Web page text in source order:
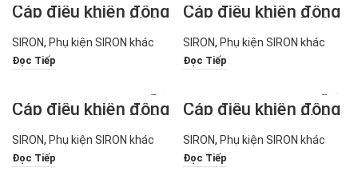
Cáp điều khiển động
cơ servo Mitsubishi
J3/ES/JE dòng
X300-4H
SIRON, Phụ kiện SIRON khác
Đọc Tiếp
Cáp điều khiển động
cơ servo Mitsubishi
J3/ES/JE dòng
X300-5
SIRON, Phụ kiện SIRON khác
Đọc Tiếp
Cáp điều khiển động
cơ servo Mitsubishi
J3/ES/JE dòng
X300-5H
SIRON, Phụ kiện SIRON khác
Đọc Tiếp
Cáp điều khiển động
cơ servo Mitsubishi
J3/ES/JE dòng
X300-6
SIRON, Phụ kiện SIRON khác
Đọc Tiếp